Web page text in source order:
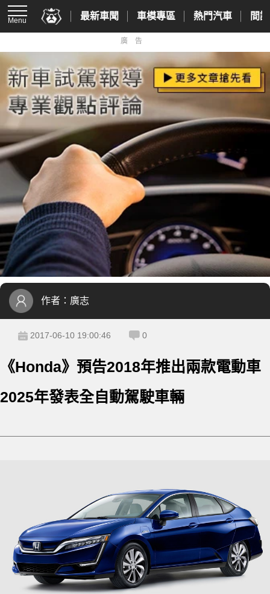
Menu 最新車聞 車模專區 熱門汽車 間
廣告
作者： 廣志
2017-06-10 19:00:46 0
《Honda》預告2018年推出兩款電動車
2025年發表全自動駕駛車輛